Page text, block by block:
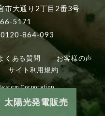
市大通り2丁目2番3号
5171
0120-864-093
くある質問
お客様の声
サイト利用規約
Corporation
太陽光発電販売